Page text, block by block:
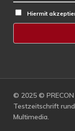
Hiermit
© 2025 ©
Testzeitschrift
Multimedia.